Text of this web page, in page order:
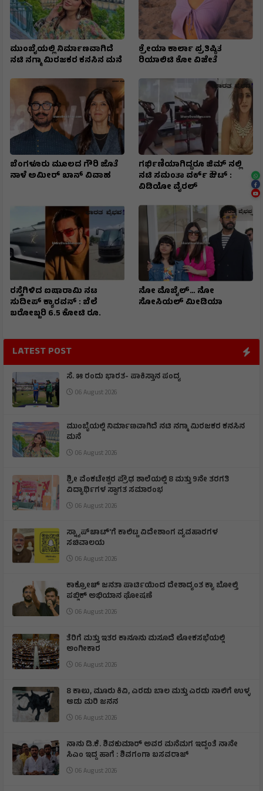
ಮುಂಬೈಯಲ್ಲಿ ನಿರ್ಮಾಣವಾಗಿದೆ
ನಟಿ ನಗ್ಮಾ ಮಿರಜಕರ ಕನಸಿನ ಮನೆ
ಶ್ರೇಯಾ ಕಾರ್ಲಾ ಪ್ರತಿಷ್ಠಿತ
ರಿಯಾಲಿಟಿ ಶೋ ವಿಜೇತೆ
ಬೆಂಗಳೂರು ಮೂಲದ ಗೌರಿ ಜೊತೆ
ನಾಳೆ ಅಮೀರ್ ಖಾನ್ ವಿವಾಹ
ಗರ್ಭಿಣಿಯಾಗಿದ್ದರೂ ಜಿಮ್ ನಲ್ಲಿ
ನಟಿ ಸಮಂತಾ ವರ್ಕ್ ಔಟ್ :
ವಿಡಿಯೋ ವೈರಲ್
ರಸ್ತೆಗಿಳಿದ ಐಷಾರಾಮಿ ನಟ
ಸುದೀಪ್ ಕ್ಯಾರವನ್ : ಬೆಲೆ
ಬರೋಬ್ಬರಿ 6.5 ಕೋಟಿ ರೂ.
ನೋ ಮೊಬೈಲ್… ನೋ
ಸೋಸಿಯಲ್ ಮೀಡಿಯಾ
LATEST POST
ಸೆ. ೫ ರಂದು ಭಾರತ- ಪಾಕಿಸ್ತಾನ ಪಂದ್ಯ
06 August 2026
ಮುಂಬೈಯಲ್ಲಿ ನಿರ್ಮಾಣವಾಗಿದೆ ನಟಿ ನಗ್ಮಾ ಮಿರಜಕರ ಕನಸಿನ
ಮನೆ
06 August 2026
ಶ್ರೀ ವೆಂಕಟೇಶ್ವರ ಪ್ರೌಢ ಶಾಲೆಯಲ್ಲಿ 8 ಮತ್ತು 9ನೇ ತರಗತಿ
ವಿದ್ಯಾರ್ಥಿಗಳ ಸ್ವಾಗತ ಸಮಾರಂಭ
06 August 2026
ಸ್ನ್ಯಾಪ್‌ಚಾಟ್‌'ಗೆ ಕಾಲಿಟ್ಟ ವಿದೇಶಾಂಗ ವ್ಯವಹಾರಗಳ
ಸಚಿವಾಲಯ
06 August 2026
ಕಾಕ್ರೋಚ್ ಜನತಾ ಪಾರ್ಟಿಯಿಂದ ದೇಶಾದ್ಯಂತ ಕ್ಯಾ ಬೋಲ್ತಿ
ಪಬ್ಲಿಕ್ ಅಭಿಯಾನ ಘೋಷಣೆ
06 August 2026
ತೆರಿಗೆ ಮತ್ತು ಇತರ ಕಾನೂನು ಮಸೂದೆ ಲೋಕಸಭೆಯಲ್ಲಿ
ಅಂಗೀಕಾರ
06 August 2026
8 ಕಾಲು, ಮೂರು ಕಿವಿ, ಎರಡು ಬಾಲ ಮತ್ತು ಎರಡು ನಾಲಿಗೆ ಉಳ್ಳ
ಆಡು ಮರಿ ಜನನ
06 August 2026
ನಾನು ಡಿ.ಕೆ. ಶಿವಕುಮಾರ್ ಅವರ ಮನೆಮಗ ಇದ್ದಂತೆ ನಾನೇ
ಸಿಎಂ ಇದ್ದ ಹಾಗೆ : ಶಿವಗಂಗಾ ಬಸವರಾಜ್
06 August 2026